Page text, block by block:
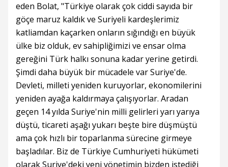
eden Bolat, "Türkiye olarak çok ciddi sayıda bir
göçe maruz kaldık ve Suriyeli kardeşlerimiz
katliamdan kaçarken onların sığındığı en büyük
ülke biz olduk, ev sahipliğimizi ve ensar olma
gereğini Türk halkı sonuna kadar yerine getirdi.
Şimdi daha büyük bir mücadele var Suriye'de.
Devleti, milleti yeniden kuruyorlar, ekonomilerini
yeniden ayağa kaldırmaya çalışıyorlar. Aradan
geçen 14 yılda Suriye'nin milli gelirleri yarı yarıya
düştü, ticareti aşağı yukarı beşte bire düşmüştü
ama çok hızlı bir toparlanma sürecine girmeye
başladılar. Biz de Türkiye Cumhuriyeti hükümeti
olarak Suriye'deki yeni yönetimin bizden istediği